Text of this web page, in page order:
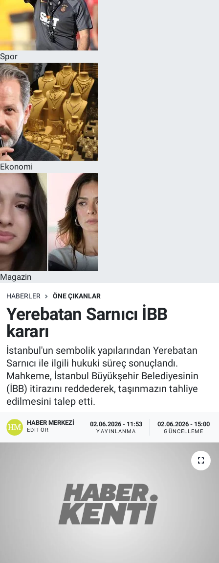
Spor
Ekonomi
Magazin
HABERLER ÖNE ÇIKANLAR
Yerebatan Sarnıcı İBB
kararı
İstanbul'un sembolik yapılarından Yerebatan
Sarnıcı ile ilgili hukuki süreç sonuçlandı.
Mahkeme, İstanbul Büyükşehir Belediyesinin
(İBB) itirazını reddederek, taşınmazın tahliye
edilmesini talep etti.
HABER MERKEZI
EDITÖR
02.06.2026 - 11:53
YAYINLANMA
02.06.2026 - 15:00
GÜNCELLEME